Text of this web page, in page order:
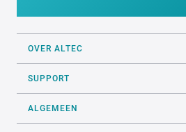
OVER ALTEC
SUPPORT
ALGEMEEN